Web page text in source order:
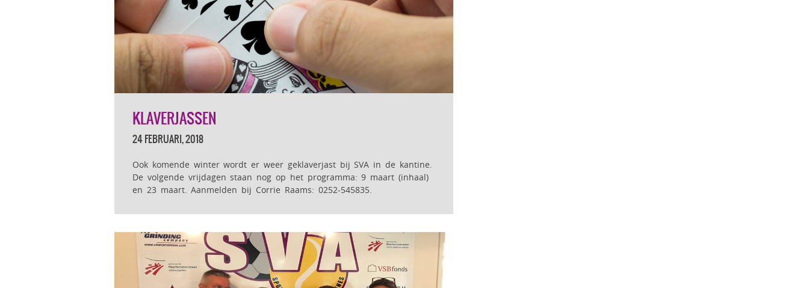
KLAVERJASSEN
24 FEBRUARI, 2018
Ook komende winter wordt er weer geklaverjast bij SVA in de kantine.
De volgende vrijdagen staan nog op het programma: 9 maart (inhaal)
en 23 maart. Aanmelden bij Corrie Raams: 0252-545835.